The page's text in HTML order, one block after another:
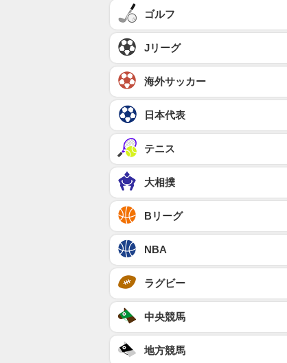
ゴルフ
Jリーグ
海外サッカー
日本代表
テニス
大相撲
Bリーグ
NBA
ラグビー
中央競馬
地方競馬